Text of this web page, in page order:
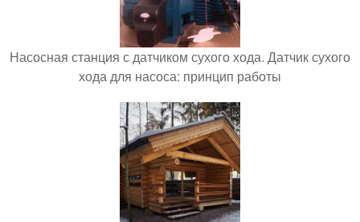
Насосная станция с датчиком сухого хода. Датчик сухого
хода для насоса: принцип работы